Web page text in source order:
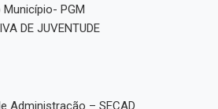
PGM
DE JUVENTUDE
Administração – SECAD